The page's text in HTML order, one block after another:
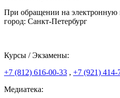
При обращении на электронную
город: Санкт-Петербург
Курсы / Экзамены:
+7 (812) 616-00-33 , +7 (921) 414-
Медиатека: